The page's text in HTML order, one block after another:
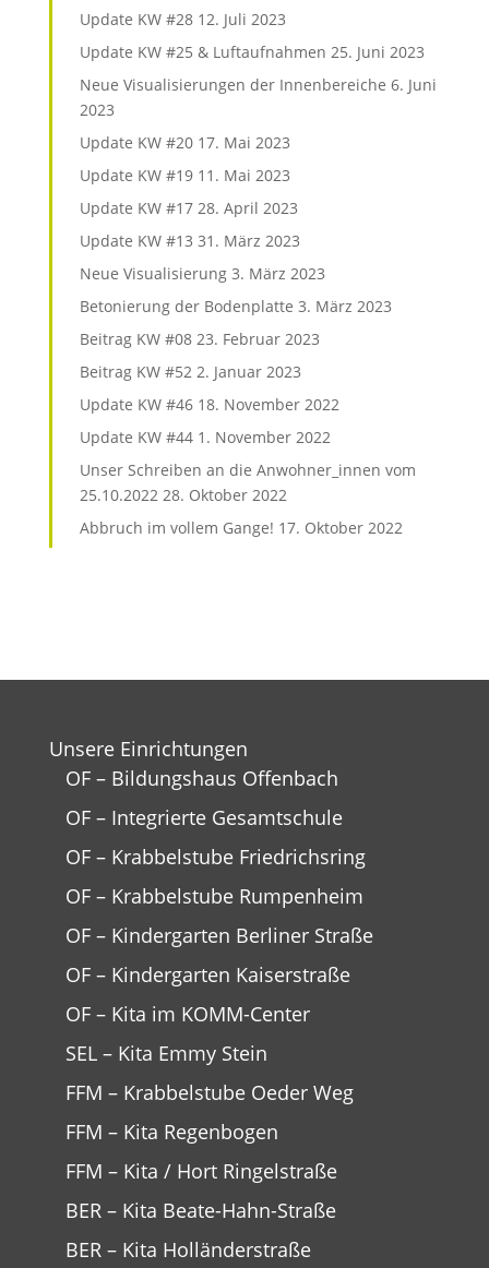
Update KW #28 12. Juli 2023
Update KW #25 & Luftaufnahmen 25. Juni 2023
Neue Visualisierungen der Innenbereiche 6. Juni
2023
Update KW #20 17. Mai 2023
Update KW #19 11. Mai 2023
Update KW #17 28. April 2023
Update KW #13 31. März 2023
Neue Visualisierung 3. März 2023
Betonierung der Bodenplatte 3. März 2023
Beitrag KW #08 23. Februar 2023
Beitrag KW #52 2. Januar 2023
Update KW #46 18. November 2022
Update KW #44 1. November 2022
Unser Schreiben an die Anwohner_innen vom
25.10.2022 28. Oktober 2022
Abbruch im vollem Gange! 17. Oktober 2022
Unsere Einrichtungen
OF – Bildungshaus Offenbach
OF – Integrierte Gesamtschule
OF – Krabbelstube Friedrichsring
OF – Krabbelstube Rumpenheim
OF – Kindergarten Berliner Straße
OF – Kindergarten Kaiserstraße
OF – Kita im KOMM-Center
SEL – Kita Emmy Stein
FFM – Krabbelstube Oeder Weg
FFM – Kita Regenbogen
FFM – Kita / Hort Ringelstraße
BER – Kita Beate-Hahn-Straße
BER – Kita Holländerstraße